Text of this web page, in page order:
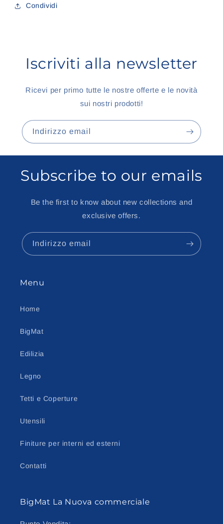
Condividi
Iscriviti alla newsletter
Ricevi per primo tutte le nostre offerte e le novità
sui nostri prodotti!
Indirizzo email
Subscribe to our emails
Be the first to know about new collections and
exclusive offers.
Indirizzo email
Menu
Home
BigMat
Edilizia
Legno
Tetti e Coperture
Utensili
Finiture per interni ed esterni
Contatti
BigMat La Nuova commerciale